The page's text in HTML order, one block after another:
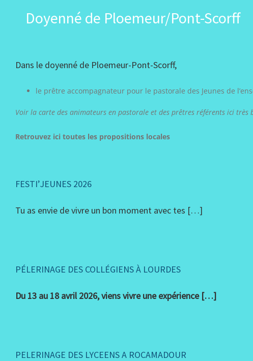
Doyenné de Ploemeur/Pont-Scorff
Dans le doyenné de Ploemeur-Pont-Scorff,
le prêtre accompagnateur pour le pastorale des Jeunes de
Voir la carte des animateurs en pastorale et des prêtres référents ici très
Retrouvez ici toutes les propositions locales
FESTI’JEUNES 2026
Tu as envie de vivre un bon moment avec tes […]
PÉLERINAGE DES COLLÉGIENS À LOURDES
Du 13 au 18 avril 2026, viens vivre une expérience […]
PELERINAGE DES LYCEENS A ROCAMADOUR